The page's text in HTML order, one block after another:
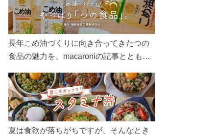
長年こめ油づくりに向き合ってきたつの
食品の魅力を、macaroniの記事とともに
ん、製造現場や品質へのこだわりまで。
こめ油をもっと好きになるコンテンツを
ぜひお楽しみください。
夏は食欲が落ちがちですが、そんなとき